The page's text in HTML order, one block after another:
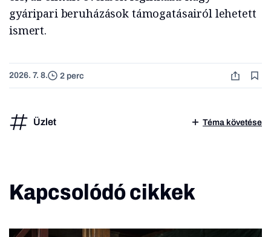
gyáripari beruházások támogatásairól lehetett
ismert.
2026. 7. 8. 2 perc
Üzlet Téma követése
Kapcsolódó cikkek